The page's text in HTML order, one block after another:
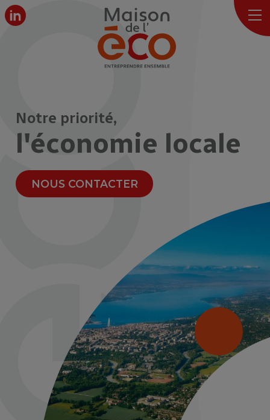
Notre priorité,
l'économie locale
NOUS CONTACTER